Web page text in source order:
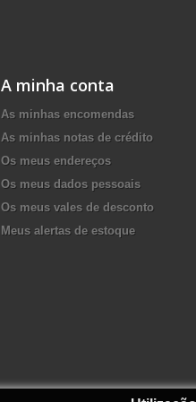
A minha conta
As minhas encomendas
As minhas notas de crédito
Os meus endereços
Os meus dados pessoais
Os meus vales de desconto
Meus alertas de estoque